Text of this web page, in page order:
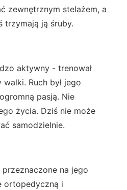
zewnętrznym stelażem, a
trzymają ją śruby.
aktywny - trenował
walki. Ruch był jego
pasją. Nie
życia. Dziś nie może
samodzielnie.
na jego
ortopedyczną i